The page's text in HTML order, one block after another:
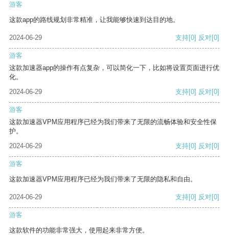
游客
这款app的路线规划非常精准，让我能够快速到达目的地。
2024-06-29 支持[0] 反对[0]
游客
这款加速器app的操作有点复杂，可以简化一下，比如将设置页面进行优
化。
2024-06-29
支持[0] 反对[0]
游客
这款加速器VPM应用程序已经为我们带来了无限的流畅体验和安全性保
护。
2024-06-29
支持[0] 反对[0]
游客
这款加速器VPM应用程序已经为我们带来了无限的隐私和自由。
2024-06-29 支持[0] 反对[0]
游客
这款软件的功能非常强大，使用起来非常方便。